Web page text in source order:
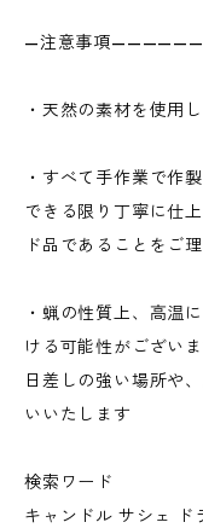
—注意事項
・天然の素材を使用
・すべて手作業で作
できる限り丁寧に仕
ド品であることをご
・蝋の性質上、高温
ける可能性がござい
日差しの強い場所や
いいたします
検索ワード
キャンドル サシェ ド